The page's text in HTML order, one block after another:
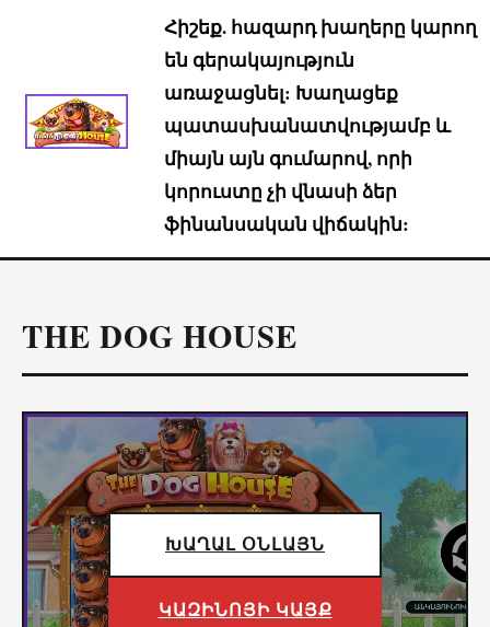
Հիշեք. հազարդ խաղերը կարող
են գերակայություն
առաջացնել: Խաղացեք
պատասխանատվությամբ և
միայն այն գումարով, որի
կորուստը չի վնասի ձեր
ֆինանսական վիճակին:
THE DOG HOUSE
ԽԱՂԱԼ ՕՆԼԱՅՆ
ԿԱԶԻՆՈՅԻ ԿԱՅՔ